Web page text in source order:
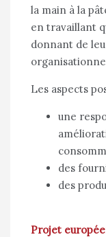
la main à la
en travaillant
donnant de
Les aspects
une
des
des
Projet